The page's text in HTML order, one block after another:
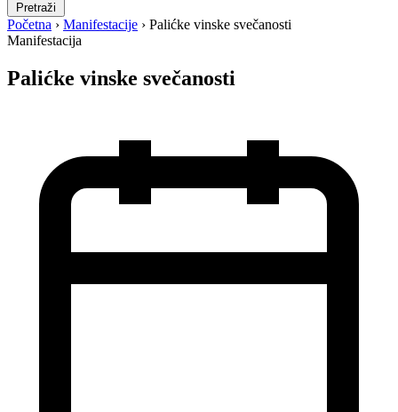
Pretraži
Početna › Manifestacije › Palićke vinske svečanosti
Manifestacija
Palićke vinske svečanosti